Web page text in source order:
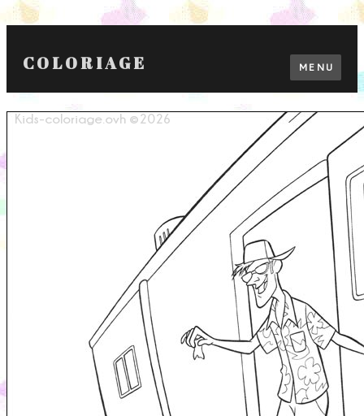
COLORIAGE MENU